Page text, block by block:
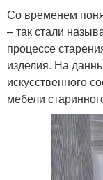
Со временем
– так стали
процессе
изделия. На
искусственного
мебели